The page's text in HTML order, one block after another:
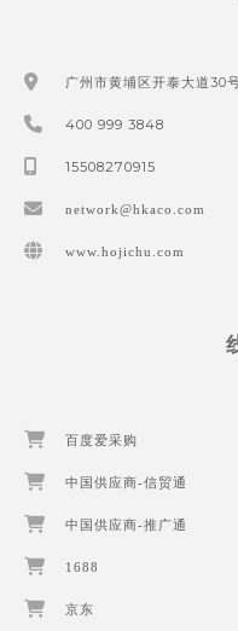
广州市黄埔区开泰大道30
400 999 3848
15508270915
network@hkaco.com
www.hojichu.com
百度爱采购
中国供应商-信贸通
中国供应商-推广通
1688
京东